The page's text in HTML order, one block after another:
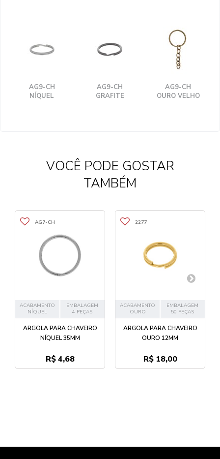
AG9-CH
NÍQUEL
AG9-CH
GRAFITE
AG9-CH
OURO VELHO
VOCÊ PODE GOSTAR
TAMBÉM
AG7-CH
ACABAMENTO
NÍQUEL
EMBALAGEM
4 PEÇAS
ARGOLA PARA CHAVEIRO
NÍQUEL 35MM
R$ 4,68
2277
ACABAMENTO
OURO
EMBALAGEM
50 PEÇAS
ARGOLA PARA CHAVEIRO
OURO 12MM
R$ 18,00